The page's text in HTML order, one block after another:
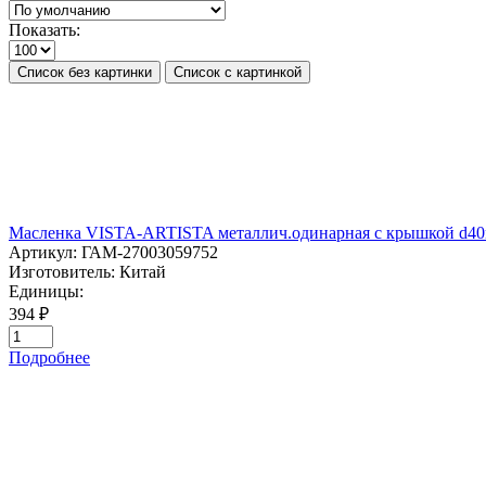
Показать:
Список без картинки Список с картинкой
Масленка VISTA-ARTISTA металлич.одинарная с крышкой
Артикул: ГАМ-27003059752
Изготовитель: Китай
Единицы:
394 ₽
Подробнее